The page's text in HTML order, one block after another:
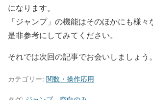
になります。
「ジャンプ」の機能はそのほかにも様
是非参考にしてみてください。
それでは次回の記事でお会いしましょう。
カテゴリー: 関数・操作応用